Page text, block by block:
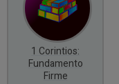
1 Corintios:
Fundamento
Firme